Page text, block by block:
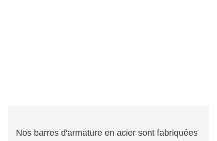
Nos barres d'armature en acier sont fabriquées